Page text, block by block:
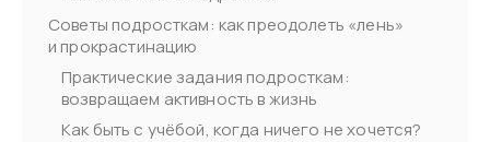
Советы подросткам: как преодолеть «лень»
и прокрастинацию
Практические задания подросткам:
возвращаем активность в жизнь
Как быть с учёбой, когда ничего не хочется?